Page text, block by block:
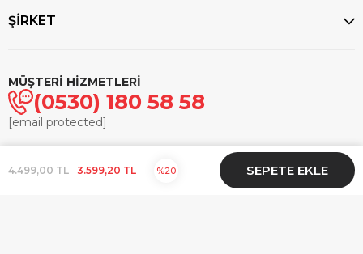
ŞİRKET
MÜŞTERİ HİZMETLERİ
(0530) 180 58 58
[email protected]
- Tüm hakları saklıdır.
4.499,00 TL 3.599,20 TL 20